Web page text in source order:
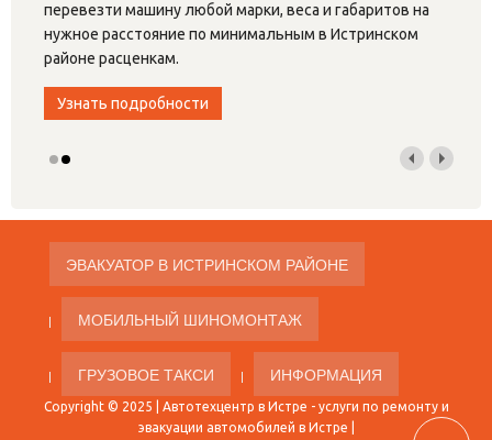
перевезти машину любой марки, веса и габаритов на
нужное расстояние по минимальным в Истринском
районе расценкам.
Узнать подробности
ЭВАКУАТОР В ИСТРИНСКОМ РАЙОНЕ
МОБИЛЬНЫЙ ШИНОМОНТАЖ
ГРУЗОВОЕ ТАКСИ ИНФОРМАЦИЯ
Copyright © 2025 | Автотехцентр в Истре - услуги по ремонту и
эвакуации автомобилей в Истре |